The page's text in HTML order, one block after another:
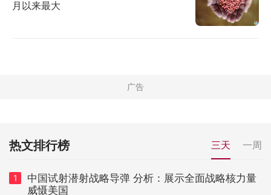
月以来最大
热文排行榜 三天 一周
1
中国试射潜射战略导弹 分析：展示全面战略核力量
威慑美国